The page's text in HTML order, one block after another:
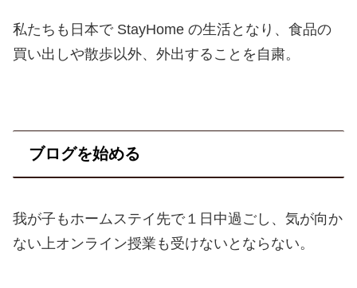
私たちも日本で StayHome の生活となり、食品の
買い出しや散歩以外、外出することを自粛。
ブログを始める
我が子もホームステイ先で１日中過ごし、気が向か
ない上オンライン授業も受けないとならない。